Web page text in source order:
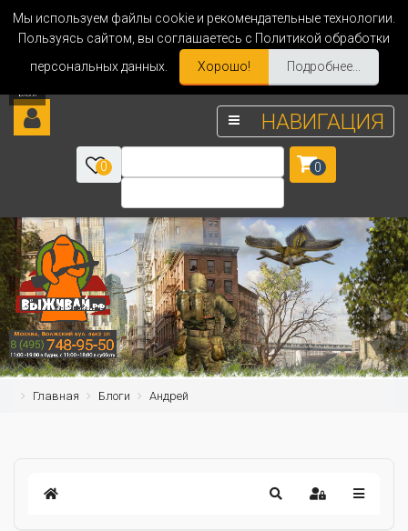
Мы используем файлы cookie и рекомендательные технологии.
Пользуясь сайтом, вы соглашаетесь с Политикой обработки
персональных данных.
Хорошо! Подробнее...
НАВИГАЦИЯ
0 0
Главная Блоги Андрей